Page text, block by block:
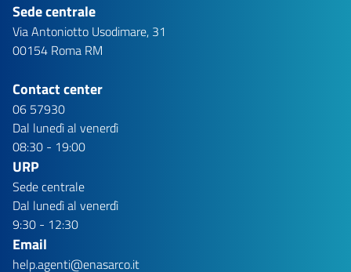
Sede centrale
Via Antoniotto Usodimare, 31
00154 Roma RM
Contact center
06 57930
Dal lunedì al venerdì
08:30 - 19:00
URP
Sede centrale
Dal lunedì al venerdì
9:30 - 12:30
Email
help.agenti@enasarco.it